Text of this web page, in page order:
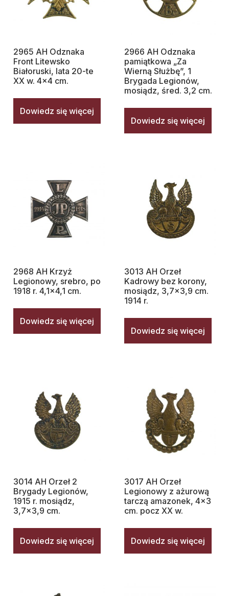
2965 AH Odznaka
Front Litewsko
Białoruski, lata 20-te
XX w. 4×4 cm.
Dowiedz się więcej
2966 AH Odznaka
pamiątkowa „Za
Wierną Służbę”, 1
Brygada Legionów,
mosiądz, śred. 3,2 cm.
Dowiedz się więcej
2968 AH Krzyż
Legionowy, srebro, po
1918 r. 4,1×4,1 cm.
Dowiedz się więcej
3013 AH Orzeł
Kadrowy bez korony,
mosiądz, 3,7×3,9 cm.
1914 r.
Dowiedz się więcej
3014 AH Orzeł 2
Brygady Legionów,
1915 r. mosiądz,
3,7×3,9 cm.
Dowiedz się więcej
3017 AH Orzeł
Legionowy z ażurową
tarczą amazonek, 4×3
cm. pocz XX w.
Dowiedz się więcej